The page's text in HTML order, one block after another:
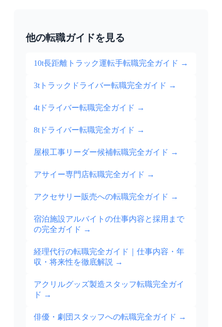
他の転職ガイドを見る
10t長距離トラック運転手転職完全ガイド →
3tトラックドライバー転職完全ガイド →
4tドライバー転職完全ガイド →
8tドライバー転職完全ガイド →
屋根工事リーダー候補転職完全ガイド →
アサイー専門店転職完全ガイド →
アクセサリー販売への転職完全ガイド →
宿泊施設アルバイトの仕事内容と採用まで
の完全ガイド →
経理代行の転職完全ガイド｜仕事内容・年
収・将来性を徹底解説 →
アクリルグッズ製造スタッフ転職完全ガイ
ド →
俳優・劇団スタッフへの転職完全ガイド →